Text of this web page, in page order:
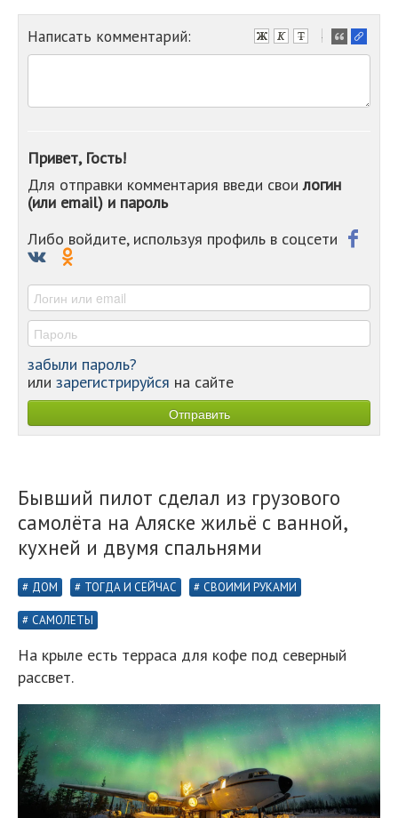
Написать комментарий:
-
-
-
-
-
Привет, Гость!
Для отправки комментария введи своилогин
(или email) и пароль
Либо войдите, используя профиль в соцсети
забыли пароль?
или зарегистрируйся на сайте
Бывший пилот сделал из грузового
самолёта на Аляске жильё с ванной,
кухней и двумя спальнями
ДОМ ТОГДА И СЕЙЧАС СВОИМИ РУКАМИ
САМОЛЕТЫ
На крыле есть терраса для кофе под северный
рассвет.